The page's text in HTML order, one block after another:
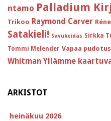
ntamo Palladium
Trikoo Raymond Carver
Satakieli! Savukeidas Sirkka
Tommi Melender Vapaa pudotus
Whitman Yllämme
ARKISTOT
heinäkuu 2026